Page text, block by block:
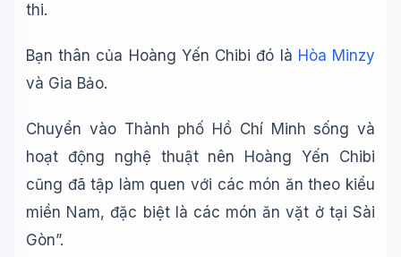
thi.
Bạn thân của Hoàng Yến Chibi đó là Hòa Minzy
và Gia Bảo.
Chuyển vào Thành phố Hồ Chí Minh sống và
hoạt động nghệ thuật nên Hoàng Yến Chibi
cũng đã tập làm quen với các món ăn theo kiểu
miền Nam, đặc biệt là các món ăn vặt ở tại Sài
Gòn”.
🪐 Sao Mộc là gì?